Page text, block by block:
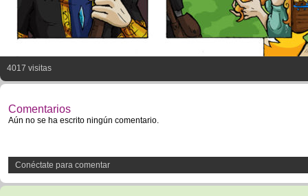
4017 visitas
Comentarios
Aún no se ha escrito ningún comentario.
Conéctate para comentar